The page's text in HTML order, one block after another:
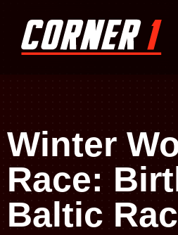
Winter
Race:
Baltic